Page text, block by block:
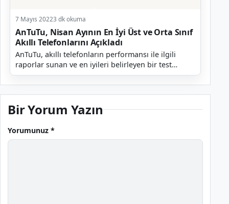
7 Mayıs 20223 dk okuma
AnTuTu, Nisan Ayının En İyi Üst ve Orta Sınıf
Akıllı Telefonlarını Açıkladı
AnTuTu, akıllı telefonların performansı ile ilgili
raporlar sunan ve en iyileri belirleyen bir test
platformudur. Şirket her ay olduğu gibi geçtiğimiz...
Bir Yorum Yazın
Yorumunuz *